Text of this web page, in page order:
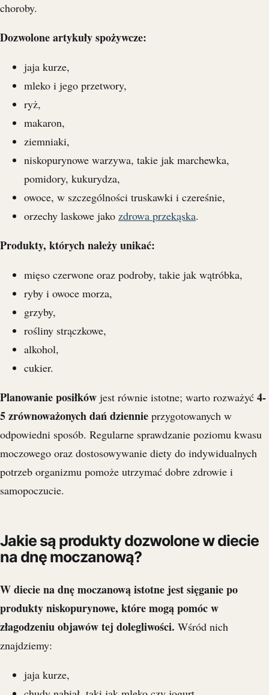
choroby.
Dozwolone artykuły spożywcze:
jaja kurze,
mleko i jego przetwory,
ryż,
makaron,
ziemniaki,
niskopurynowe warzywa, takie jak marchewka,
pomidory, kukurydza,
owoce, w szczególności truskawki i czereśnie,
orzechy laskowe jako zdrowa przekąska.
Produkty, których należy unikać:
mięso czerwone oraz podroby, takie jak wątróbka,
ryby i owoce morza,
grzyby,
rośliny strączkowe,
alkohol,
cukier.
Planowanie posiłków jest równie istotne; warto rozważyć 4-
5 zrównoważonych dań dziennie przygotowanych w
odpowiedni sposób. Regularne sprawdzanie poziomu kwasu
moczowego oraz dostosowywanie diety do indywidualnych
potrzeb organizmu pomoże utrzymać dobre zdrowie i
samopoczucie.
Jakie są produkty dozwolone w diecie
na dnę moczanową?
W diecie na dnę moczanową istotne jest sięganie po
produkty niskopurynowe, które mogą pomóc w
złagodzeniu objawów tej dolegliwości. Wśród nich
znajdziemy:
jaja kurze,